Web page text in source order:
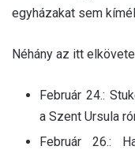
egyházakat sem
Néhány az itt
Február 24.:
a Szent Ursula
Február 26.: